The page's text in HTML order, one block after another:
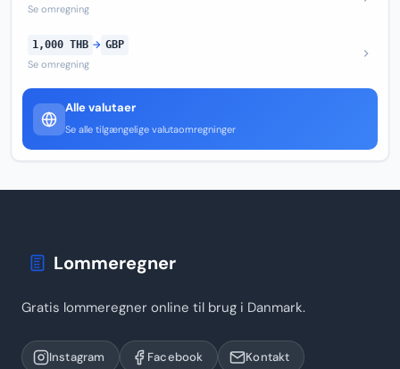
Se omregning
1,000 THB → GBP
Se omregning
Alle valutaer
Se alle tilgængelige valutaomregninger
Lommeregner
Gratis lommeregner online til brug i Danmark.
Instagram Facebook Kontakt